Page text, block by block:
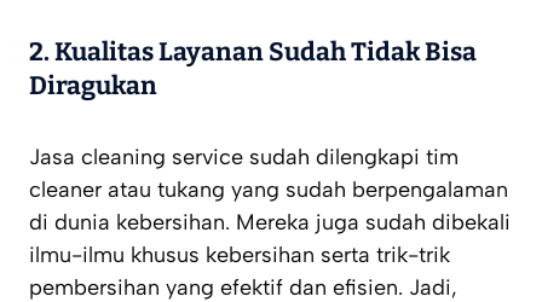
2.Kualitas Layanan Sudah Tidak Bisa
Diragukan
Jasa cleaning service sudah dilengkapi tim
cleaner atau tukang yang sudah berpengalaman
di dunia kebersihan. Mereka juga sudah dibekali
ilmu-ilmu khusus kebersihan serta trik-trik
pembersihan yang efektif dan efisien. Jadi,